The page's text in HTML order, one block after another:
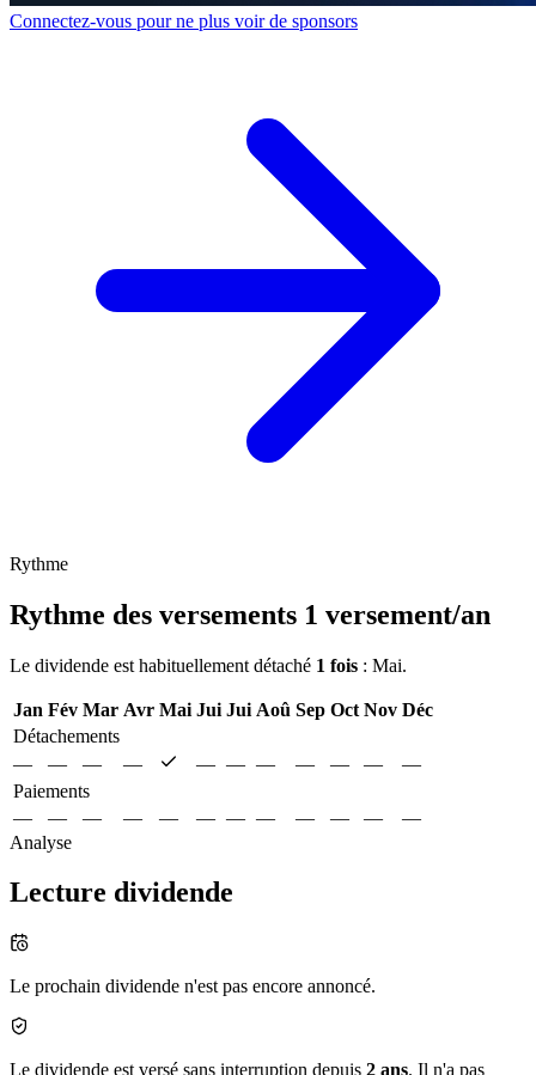
Connectez-vous pour ne plus voir de sponsors
Rythme
Rythme des versements 1 versement/an
Le dividende est habituellement détaché 1 fois : Mai.
Jan Fév Mar Avr Mai Jui Jui Aoû Sep Oct Nov Déc
Détachements
—
— — — — — — — — —
—
Paiements
—
— — — — — — — — — —
—
Analyse
Lecture dividende
Le prochain dividende n'est pas encore annoncé.
Le dividende est versé sans interruption depuis 2 ans. Il n'a pas